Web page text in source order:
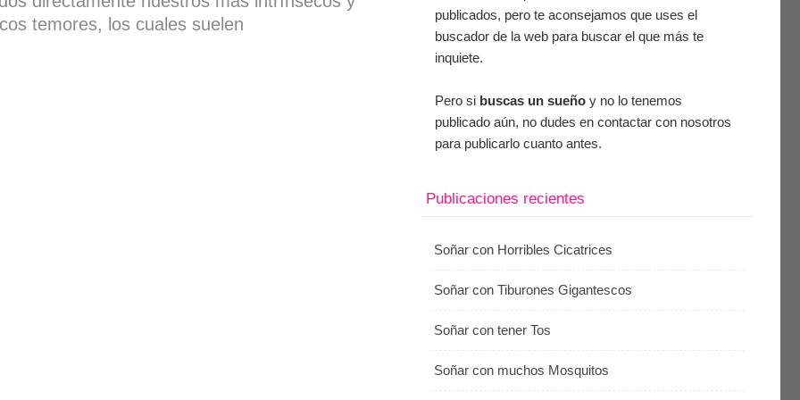
temores, los cuales suelen
publicados, pero te aconsejamos que uses el
buscador de la web para buscar el que más te
inquiete.
Pero si buscas un sueño y no lo tenemos
publicado aún, no dudes en contactar con nosotros
para publicarlo cuanto antes.
Publicaciones recientes
Soñar con Horribles Cicatrices
Soñar con Tiburones Gigantescos
Soñar con tener Tos
Soñar con muchos Mosquitos